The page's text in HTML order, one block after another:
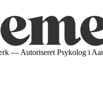
— Autoriseret Psykolog i